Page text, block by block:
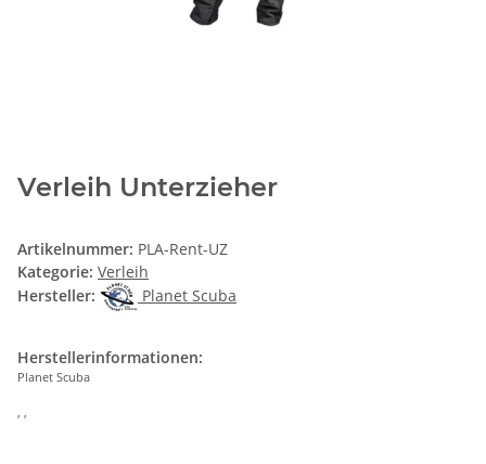
Verleih Unterzieher
Artikelnummer: PLA-Rent-UZ
Kategorie: Verleih
Hersteller:
Planet Scuba
Herstellerinformationen:
Planet Scuba
, ,